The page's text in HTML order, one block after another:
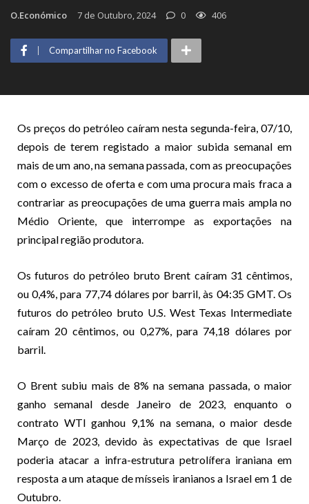
O.Económico 7 de Outubro, 2024 0 406
Compartilhar no Facebook
Os preços do petróleo caíram nesta segunda-feira, 07/10,
depois de terem registado a maior subida semanal em
mais de um ano, na semana passada, com as preocupações
com o excesso de oferta e com uma procura mais fraca a
contrariar as preocupações de uma guerra mais ampla no
Médio Oriente, que interrompe as exportações na
principal região produtora.
Os futuros do petróleo bruto Brent caíram 31 cêntimos,
ou 0,4%, para 77,74 dólares por barril, às 04:35 GMT. Os
futuros do petróleo bruto U.S. West Texas Intermediate
caíram 20 cêntimos, ou 0,27%, para 74,18 dólares por
barril.
O Brent subiu mais de 8% na semana passada, o maior
ganho semanal desde Janeiro de 2023, enquanto o
contrato WTI ganhou 9,1% na semana, o maior desde
Março de 2023, devido às expectativas de que Israel
poderia atacar a infra-estrutura petrolífera iraniana em
resposta a um ataque de mísseis iranianos a Israel em 1 de
Outubro.